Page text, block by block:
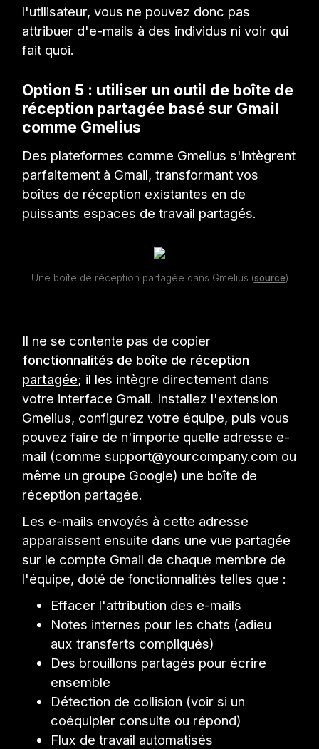
l'utilisateur, vous ne pouvez donc pas
attribuer d'e-mails à des individus ni voir qui
fait quoi.
Option 5 : utiliser un outil de boîte de
réception partagée basé sur Gmail
comme Gmelius
Des plateformes comme Gmelius s'intègrent
parfaitement à Gmail, transformant vos
boîtes de réception existantes en de
puissants espaces de travail partagés.
Une boîte de réception partagée dans Gmelius (source)
Il ne se contente pas de copier
fonctionnalités de boîte de réception
partagée; il les intègre directement dans
votre interface Gmail. Installez l'extension
Gmelius, configurez votre équipe, puis vous
pouvez faire de n'importe quelle adresse e-
mail (comme support@yourcompany.com ou
même un groupe Google) une boîte de
réception partagée.
Les e-mails envoyés à cette adresse
apparaissent ensuite dans une vue partagée
sur le compte Gmail de chaque membre de
l'équipe, doté de fonctionnalités telles que :
Effacer l'attribution des e-mails
Notes internes pour les chats (adieu
aux transferts compliqués)
Des brouillons partagés pour écrire
ensemble
Détection de collision (voir si un
coéquipier consulte ou répond)
Flux de travail automatisés